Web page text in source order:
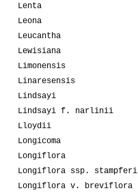
Lenta
Leona
Leucantha
Lewisiana
Limonensis
Linaresensis
Lindsayi
Lindsayi f. narlinii
Lloydii
Longicoma
Longiflora
Longiflora ssp. stampferi
Longiflora v. breviflora